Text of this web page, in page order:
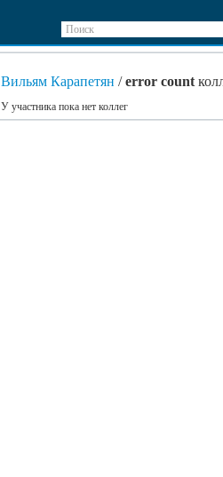
Поиск
Вильям Карапетян /error count
У участника пока нет коллег